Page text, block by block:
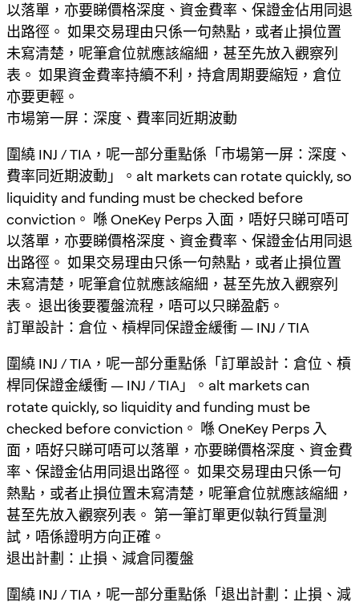
以落單，亦要睇價格深度、資金費率、保證金佔用同退
出路徑。 如果交易理由只係一句熱點，或者止損位置
未寫清楚，呢筆倉位就應該縮細，甚至先放入觀察列
表。 如果資金費率持續不利，持倉周期要縮短，倉位
亦要更輕。
市場第一屏：深度、費率同近期波動
圍繞 INJ / TIA，呢一部分重點係「市場第一屏：深度、
費率同近期波動」。alt markets can rotate quickly, so
liquidity and funding must be checked before
conviction。 喺 OneKey Perps 入面，唔好只睇可唔可
以落單，亦要睇價格深度、資金費率、保證金佔用同退
出路徑。 如果交易理由只係一句熱點，或者止損位置
未寫清楚，呢筆倉位就應該縮細，甚至先放入觀察列
表。 退出後要覆盤流程，唔可以只睇盈虧。
訂單設計：倉位、槓桿同保證金緩衝 — INJ / TIA
圍繞 INJ / TIA，呢一部分重點係「訂單設計：倉位、槓
桿同保證金緩衝 — INJ / TIA」。alt markets can
rotate quickly, so liquidity and funding must be
checked before conviction。 喺 OneKey Perps 入
面，唔好只睇可唔可以落單，亦要睇價格深度、資金費
率、保證金佔用同退出路徑。 如果交易理由只係一句
熱點，或者止損位置未寫清楚，呢筆倉位就應該縮細，
甚至先放入觀察列表。 第一筆訂單更似執行質量測
試，唔係證明方向正確。
退出計劃：止損、減倉同覆盤
圍繞 INJ / TIA，呢一部分重點係「退出計劃：止損、減